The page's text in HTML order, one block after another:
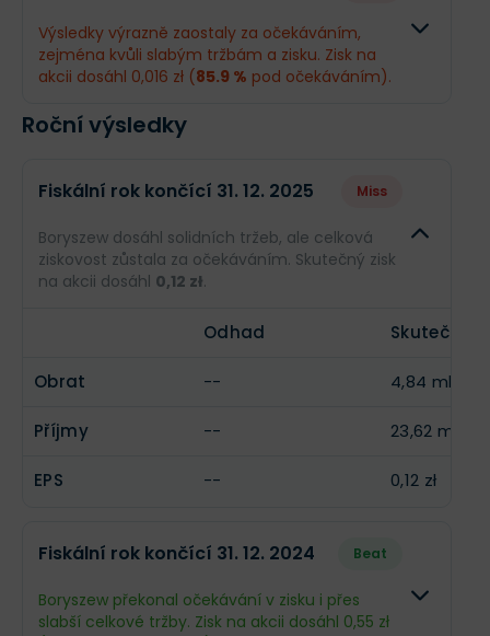
Příjmy --
EPS
Výsledky výrazně zaostaly za očekáváním,
zejména kvůli slabým tržbám a zisku. Zisk na
akcii dosáhl 0,016 zł (85.9 % pod očekáváním).
Odhad
3,18 mil. zł
EPS 0,11 zł
Roční výsledky
Fiskální rok končící 31. 12. 2025 Miss
Boryszew dosáhl solidních tržeb, ale celková
ziskovost zůstala za očekáváním. Skutečný zisk
na akcii dosáhl 0,12 zł.
Odhad Skutečnost
Obrat -- 4,84 mld. zł
Příjmy -- 23,62 mil. zł
EPS -- 0,12 zł
Fiskální rok končící 31. 12. 2024 Beat
Boryszew překonal očekávání v zisku i přes
slabší celkové tržby. Zisk na akcii dosáhl 0,55 zł